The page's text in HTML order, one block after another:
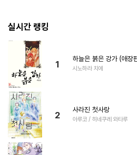
실시간 랭킹
1
하늘은 붉은 강가 (애장
시노하라 치에
2
사라진 첫사랑
아루코 / 히네쿠레 와타루